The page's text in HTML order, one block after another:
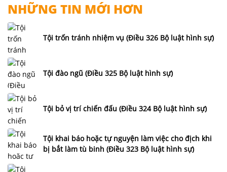
NHỮNG TIN MỚI HƠN
Tội trốn tránh nhiệm vụ (Điều 326 Bộ luật hình sự)
Tội đào ngũ (Điều 325 Bộ luật hình sự)
Tội bỏ vị trí chiến đấu (Điều 324 Bộ luật hình sự)
Tội khai báo hoặc tự nguyện làm việc cho địch khi
bị bắt làm tù binh (Điều 323 Bộ luật hình sự)